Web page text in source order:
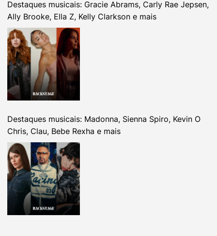
Destaques musicais: Gracie Abrams, Carly Rae Jepsen,
Ally Brooke, Ella Z, Kelly Clarkson e mais
Destaques musicais: Madonna, Sienna Spiro, Kevin O
Chris, Clau, Bebe Rexha e mais